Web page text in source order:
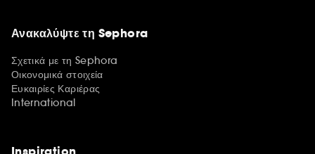
Ανακαλύψτε τη Sephora
Σχετικά με τη Sephora
Οικονομικά στοιχεία
Ευκαιρίες Καριέρας
International